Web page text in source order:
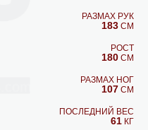
РАЗМАХ РУК
183 СМ
РОСТ
180 СМ
РАЗМАХ НОГ
107 СМ
ПОСЛЕДНИЙ ВЕС
61 КГ